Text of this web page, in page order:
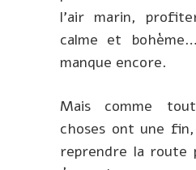
l’air marin,
calme et
manque encore.
Mais comme
choses ont une
reprendre la route